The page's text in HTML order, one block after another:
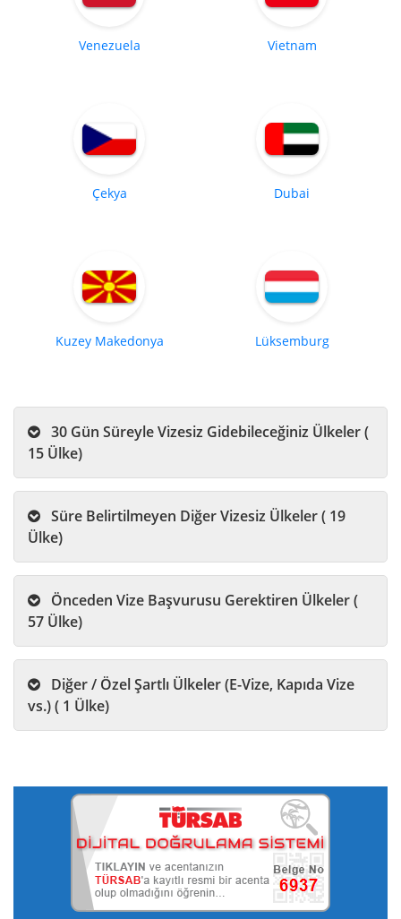
Venezuela Vietnam
Çekya Dubai
Kuzey Makedonya Lüksemburg
15 Ülke)
Ülke)
57 Ülke)
vs.) ( 1 Ülke)